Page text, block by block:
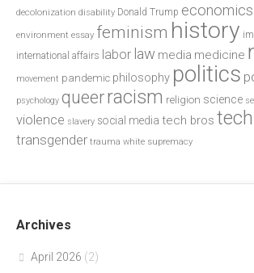
decolonization disability Donald Trump economics
environment essay feminism history
international affairs labor law media medicine
movement pandemic philosophy politics
psychology queerracism religion science
violence slavery social media tech bros
transgender trauma white supremacy
Archives
April 2026 (2)